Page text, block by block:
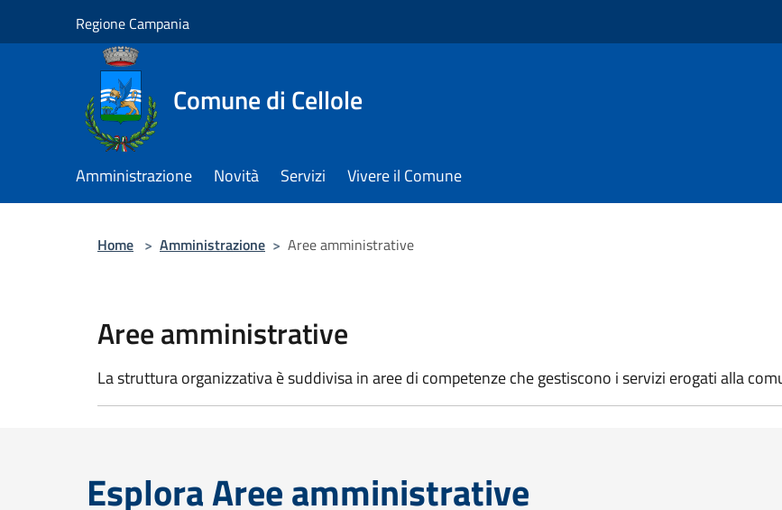
Regione Campania
Comune di Cellole
Amministrazione Novità Servizi Vivere il Comune
Home > Amministrazione > Aree amministrative
Aree amministrative
La struttura organizzativa è suddivisa in aree di competenze che gestiscono i servizi erogati alla
Esplora Aree amministrative